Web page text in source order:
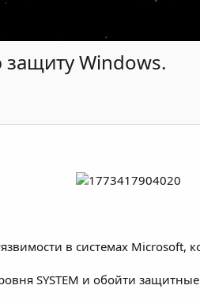
Windows.
в системах
SYSTEM и обойти